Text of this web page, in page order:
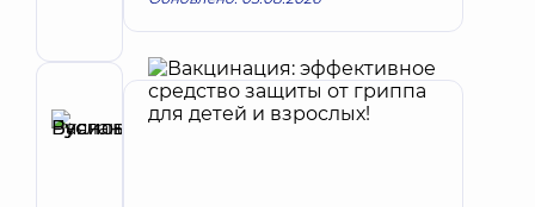
Рецензент
Буяновский